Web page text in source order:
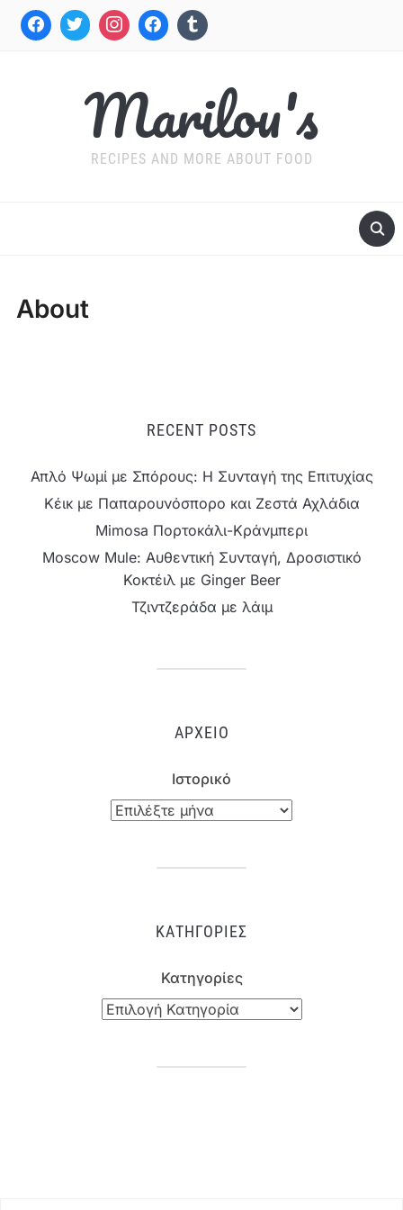
Marilou's
RECIPES AND MORE ABOUT FOOD
About
RECENT POSTS
Απλό Ψωμί με Σπόρους: Η Συνταγή της Επιτυχίας
Κέικ με Παπαρουνόσπορο και Ζεστά Αχλάδια
Mimosa Πορτοκάλι-Κράνμπερι
Moscow Mule: Αυθεντική Συνταγή, Δροσιστικό
Κοκτέιλ με Ginger Beer
Τζιντζεράδα με λάιμ
ΑΡΧΕΊΟ
Ιστορικό
ΚΑΤΗΓΟΡΊΕΣ
Κατηγορίες